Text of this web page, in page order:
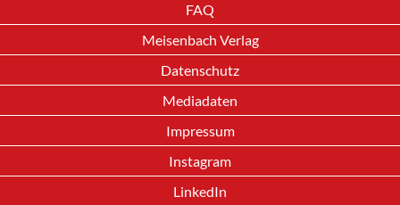
FAQ
Meisenbach Verlag
Datenschutz
Mediadaten
Impressum
Instagram
LinkedIn